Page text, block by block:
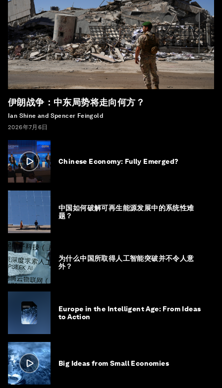
伊朗战争：中东局势将走向何方？
Ian Shine and Spencer Feingold
2026年7月6日
Chinese Economy: Fully Emerged?
中国如何破解可再生能源发展中的系统性难
题？
为什么中国所取得人工智能突破并不令人意
外？
Europe in the Intelligent Age: From Ideas
to Action
Big Ideas from Small Economies